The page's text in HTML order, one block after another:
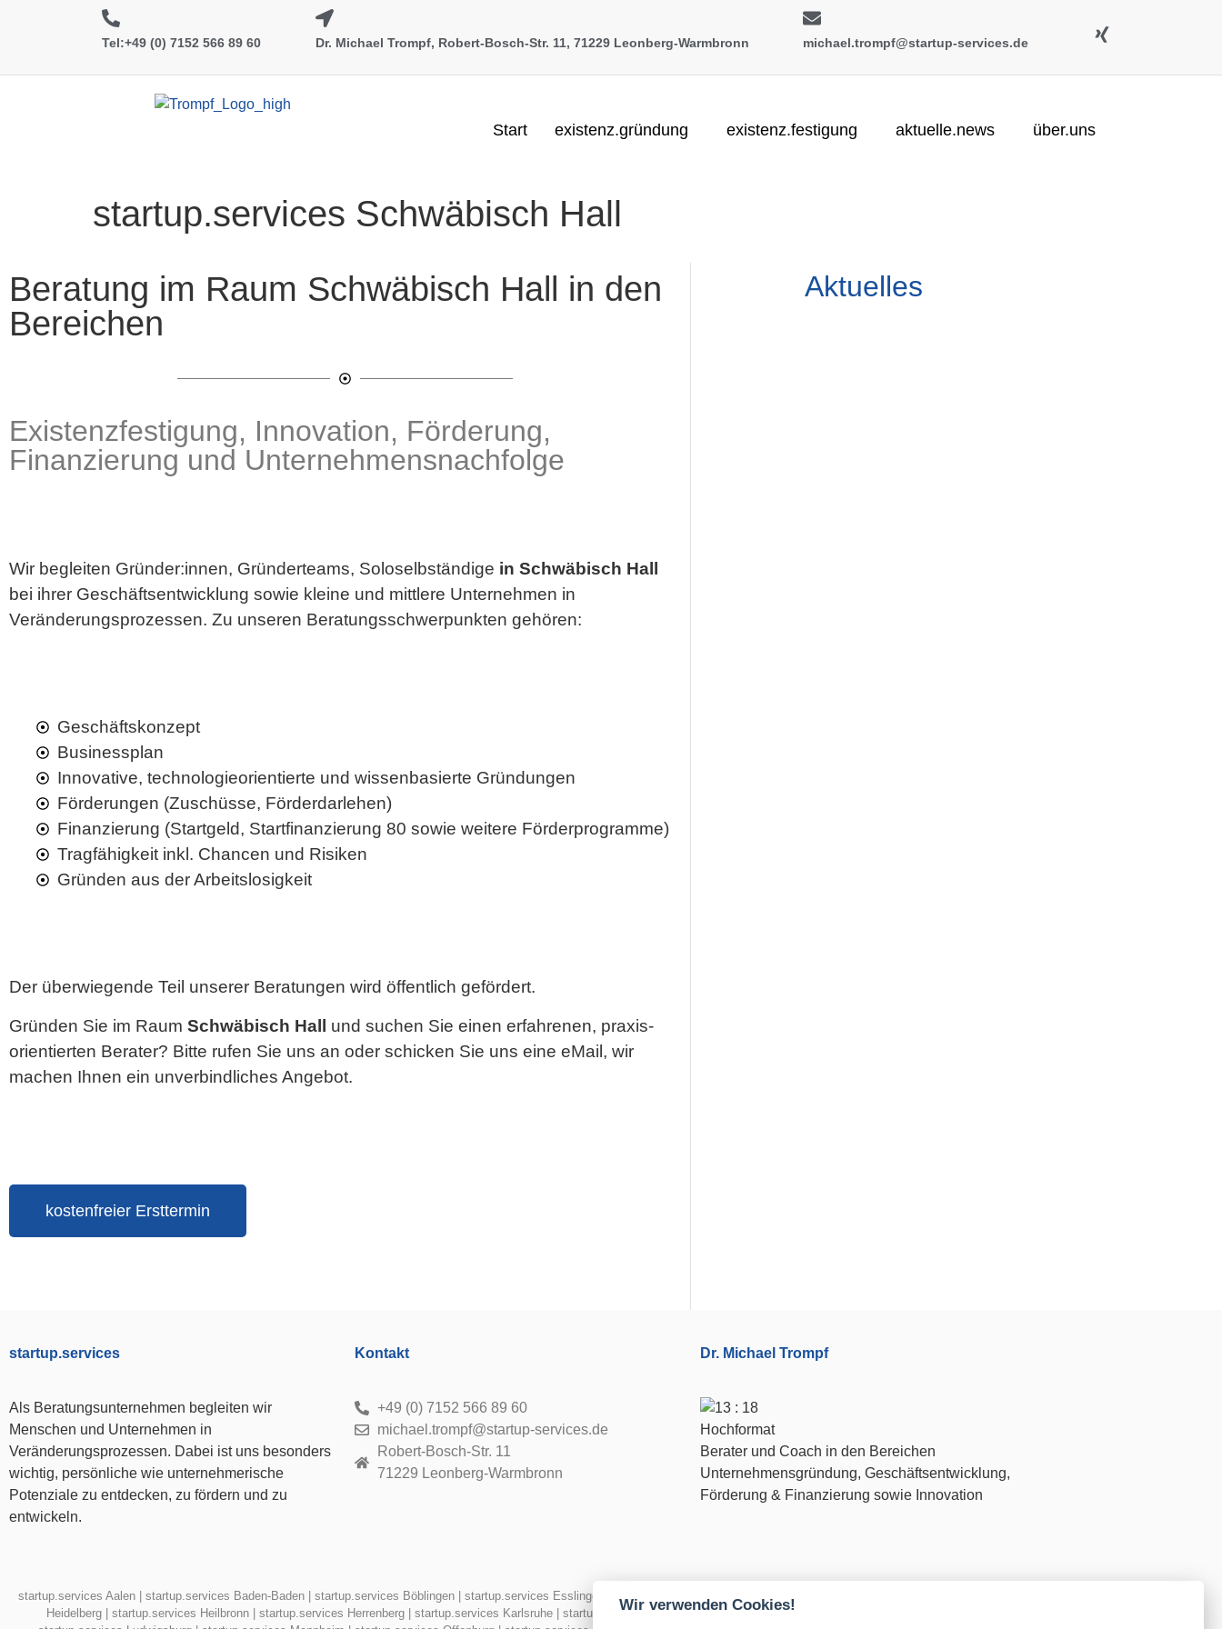
Tel:+49 (0) 7152 566 89 60 Dr. Michael Trompf, Robert-Bosch-Str. 11, 71229 Leonberg-Warmbronn michael.trompf@startup-services.de
Start existenz.gründung existenz.festigung aktuelle.news über.uns
startup.services Schwäbisch Hall
Beratung im Raum Schwäbisch Hall in den
Bereichen
Existenzfestigung, Innovation, Förderung,
Finanzierung und Unternehmensnachfolge
Wir begleiten Gründer:innen, Gründerteams, Soloselbständige in Schwäbisch Hall
bei ihrer Geschäftsentwicklung sowie kleine und mittlere Unternehmen in
Veränderungsprozessen. Zu unseren Beratungsschwerpunkten gehören:
Geschäftskonzept
Businessplan
Innovative, technologieorientierte und wissenbasierte Gründungen
Förderungen (Zuschüsse, Förderdarlehen)
Finanzierung (Startgeld, Startfinanzierung 80 sowie weitere Förderprogramme)
Tragfähigkeit inkl. Chancen und Risiken
Gründen aus der Arbeitslosigkeit
Der überwiegende Teil unserer Beratungen wird öffentlich gefördert.
Gründen Sie im Raum Schwäbisch Hall und suchen Sie einen erfahrenen, praxis-
orientierten Berater? Bitte rufen Sie uns an oder schicken Sie uns eine eMail, wir
machen Ihnen ein unverbindliches Angebot.
kostenfreier Ersttermin
Aktuelles
startup.services
Als Beratungsunternehmen begleiten wir
Menschen und Unternehmen in
Veränderungsprozessen. Dabei ist uns besonders
wichtig, persönliche wie unternehmerische
Potenziale zu entdecken, zu fördern und zu
entwickeln.
Kontakt
+49 (0) 7152 566 89 60
michael.trompf@startup-services.de
Robert-Bosch-Str. 11
71229 Leonberg-Warmbronn
Dr. Michael Trompf
Berater und Coach in den Bereichen
Unternehmensgründung, Geschäftsentwicklung,
Förderung & Finanzierung sowie Innovation
startup.services Aalen| startup.services Baden-Baden| startup.services Böblingen| startup.services Esslingen
Heidelberg| startup.services Heilbronn| startup.services Herrenberg| startup.services Karlsruhe| startup.services Konstanz|startup.services Leonberg
Wir verwenden Cookies!